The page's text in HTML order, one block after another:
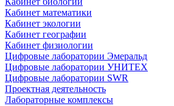
Кабинет математики
Кабинет экологии
Кабинет географии
Кабинет физиологии
Цифровые лаборатории Эмеральд
Цифровые лаборатории УНИТЕХ
Цифровые лаборатории SWR
Проектная деятельность
Лабораторные комплексы